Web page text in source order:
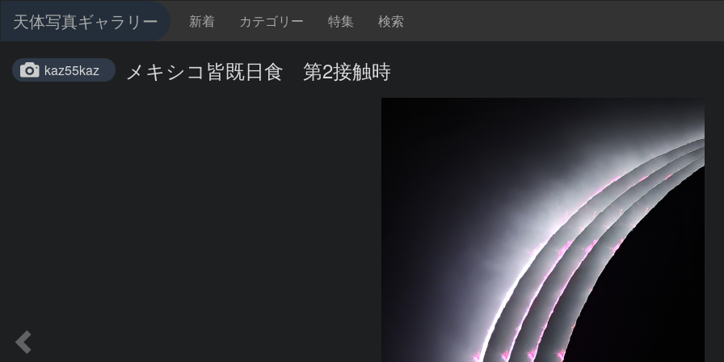
天体写真ギャラリー 新着 カテゴリー 特集 検索
kaz55kaz メキシコ皆既日食 第2接触時